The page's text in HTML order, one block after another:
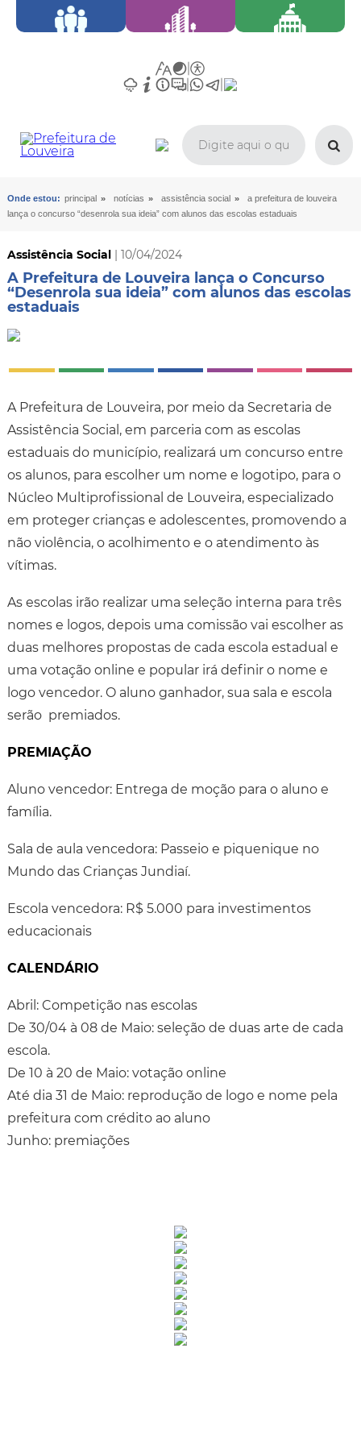
Onde estou: principal » notícias » assistência social »
a prefeitura de louveira
lança o concurso “desenrola sua ideia” com alunos das escolas estaduais
Assistência Social| 10/04/2024
A Prefeitura de Louveira lança o Concurso
“Desenrola sua ideia” com alunos das escolas
estaduais
A Prefeitura de Louveira, por meio da Secretaria de
Assistência Social, em parceria com as escolas
estaduais do município, realizará um concurso entre
os alunos, para escolher um nome e logotipo, para o
Núcleo Multiprofissional de Louveira, especializado
em proteger crianças e adolescentes, promovendo a
não violência, o acolhimento e o atendimento às
vítimas.
As escolas irão realizar uma seleção interna para três
nomes e logos, depois uma comissão vai escolher as
duas melhores propostas de cada escola estadual e
uma votação online e popular irá definir o nome e
logo vencedor. O aluno ganhador, sua sala e escola
serão premiados.
PREMIAÇÃO
Aluno vencedor: Entrega de moção para o aluno e
família.
Sala de aula vencedora: Passeio e piquenique no
Mundo das Crianças Jundiaí.
Escola vencedora: R$ 5.000 para investimentos
educacionais
CALENDÁRIO
Abril: Competição nas escolas
De 30/04 à 08 de Maio: seleção de duas arte de cada
escola.
De 10 à 20 de Maio: votação online
Até dia 31 de Maio: reprodução de logo e nome pela
prefeitura com crédito ao aluno
Junho: premiações